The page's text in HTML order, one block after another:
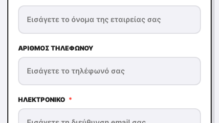
ΑΡΙΘΜΌΣ ΤΗΛΕΦΏΝΟΥ
ΗΛΕΚΤΡΟΝΙΚΌ *